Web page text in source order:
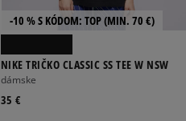
-10 % S KÓDOM: TOP (MIN. 70 €)
NIKE TRIČKO CLASSIC SS TEE W NSW
dámske
35 €